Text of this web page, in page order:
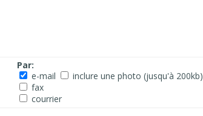
Par:
e-mail
inclure une photo (jusqu'à 200kb)
fax
courrier